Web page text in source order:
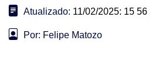
Atualizado: 11/02/2025: 15 56
Por: Felipe Matozo